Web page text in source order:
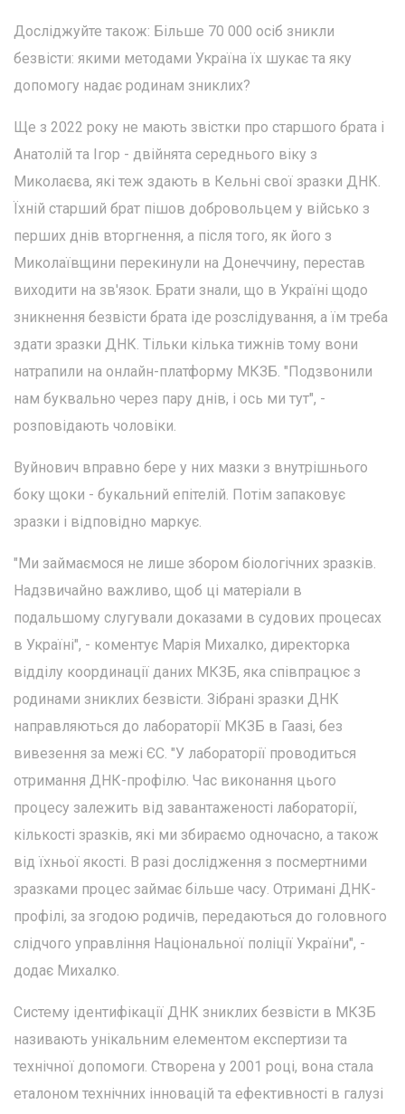
Досліджуйте також: Більше 70 000 осіб зникли
безвісти: якими методами Україна їх шукає та яку
допомогу надає родинам зниклих?
Ще з 2022 року не мають звістки про старшого брата і
Анатолій та Ігор - двійнята середнього віку з
Миколаєва, які теж здають в Кельні свої зразки ДНК.
Їхній старший брат пішов добровольцем у військо з
перших днів вторгнення, а після того, як його з
Миколаївщини перекинули на Донеччину, перестав
виходити на зв'язок. Брати знали, що в Україні щодо
зникнення безвісти брата іде розслідування, а їм треба
здати зразки ДНК. Тільки кілька тижнів тому вони
натрапили на онлайн-платформу МКЗБ. "Подзвонили
нам буквально через пару днів, і ось ми тут", -
розповідають чоловіки.
Вуйнович вправно бере у них мазки з внутрішнього
боку щоки - букальний епітелій. Потім запаковує
зразки і відповідно маркує.
"Ми займаємося не лише збором біологічних зразків.
Надзвичайно важливо, щоб ці матеріали в
подальшому слугували доказами в судових процесах
в Україні", - коментує Марія Михалко, директорка
відділу координації даних МКЗБ, яка співпрацює з
родинами зниклих безвісти. Зібрані зразки ДНК
направляються до лабораторії МКЗБ в Гаазі, без
вивезення за межі ЄС. "У лабораторії проводиться
отримання ДНК-профілю. Час виконання цього
процесу залежить від завантаженості лабораторії,
кількості зразків, які ми збираємо одночасно, а також
від їхньої якості. В разі дослідження з посмертними
зразками процес займає більше часу. Отримані ДНК-
профілі, за згодою родичів, передаються до головного
слідчого управління Національної поліції України", -
додає Михалко.
Систему ідентифікації ДНК зниклих безвісти в МКЗБ
називають унікальним елементом експертизи та
технічної допомоги. Створена у 2001 році, вона стала
еталоном технічних інновацій та ефективності в галузі